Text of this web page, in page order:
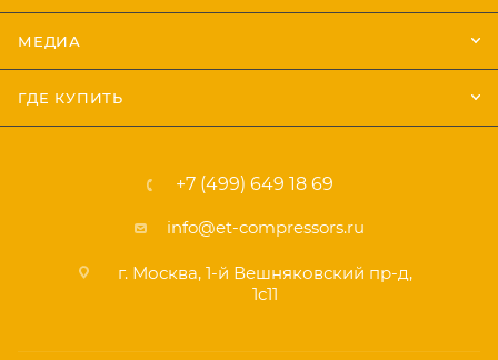
МЕДИА
ГДЕ КУПИТЬ
+7 (499) 649 18 69
info@et-compressors.ru
г. Москва, 1-й Вешняковский пр-д,
1с11